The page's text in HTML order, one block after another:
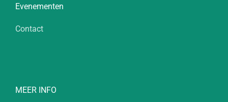
Evenementen
Contact
MEER INFO